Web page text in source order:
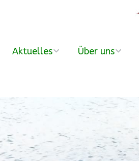
Aktuelles
Nachmittags-
Waldgruppen
DANKE
Über uns
Unser Team